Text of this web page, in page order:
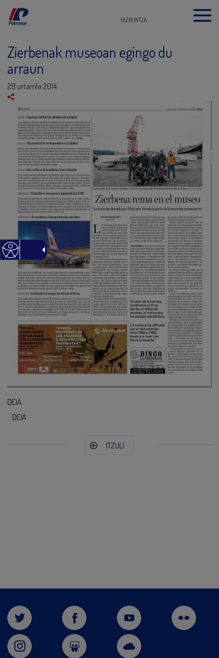
HIZKUNTZA
Zierbenak museoan egingo du
arraun
29 urtarrila 2014
DEIA
DEIA
ITZULI